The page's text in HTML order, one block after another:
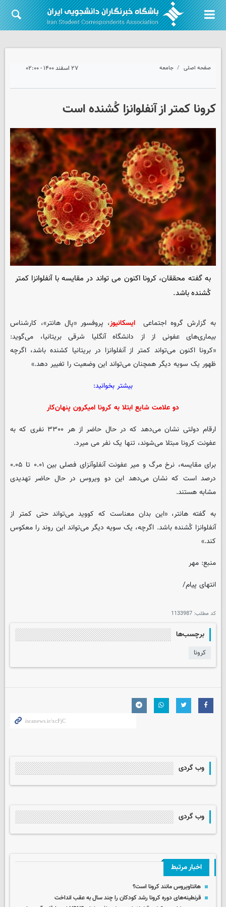
صفحه اصلی جامعه ۲۷ اسفند ۱۴۰۰ - ۰۲:۰۰
کرونا کمتر از آنفلوانزا کُشنده است
به گفته محققان، کرونا اکنون می تواند در مقایسه با آنفلوانزا کمتر
کُشنده باشد.
به گزارش گروه اجتماعی ایسکانیوز، پروفسور «پال هانتر»، کارشناس
بیماری‌های عفونی از از دانشگاه آنگلیا شرقی بریتانیا، می‌گوید:
«کرونا اکنون می‌تواند کمتر از آنفلوانزا در بریتانیا کشنده باشد، اگرچه
ظهور یک سویه دیگر همچنان می‌تواند این وضعیت را تغییر دهد.»
بیشتر بخوانید:
دو علامت شایع ابتلا به کرونا امیکرون پنهان‌کار
ارقام دولتی نشان می‌دهد که در حال حاضر از هر ۳۳۰۰ نفری که به
عفونت کرونا مبتلا می‌شوند، تنها یک نفر می میرد.
برای مقایسه، نرخ مرگ و میر عفونت آنفلوآنزای فصلی بین ۰.۰۱ تا ۰.۰۵
درصد است که نشان می‌دهد این دو ویروس در حال حاضر تهدیدی
مشابه هستند.
به گفته هانتر، «این بدان معناست که کووید می‌تواند حتی کمتر از
آنفلوانزا کُشنده باشد. اگرچه، یک سویه دیگر می‌تواند این روند را معکوس
کند.»
منبع: مهر
انتهای پیام/
کد مطلب: 1133987
برچسب‌ها
کرونا
وب گردی
وب گردی
اخبار مرتبط
هانتاویروس مانند کرونا است؟
قرنطینه‌های دوره کرونا رشد کودکان را چند سال به عقب انداخت